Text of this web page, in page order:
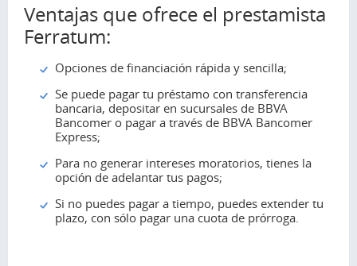
Ventajas que ofrece el prestamista
Ferratum:
Opciones de financiación rápida y sencilla;
Se puede pagar tu préstamo con transferencia
bancaria, depositar en sucursales de BBVA
Bancomer o pagar a través de BBVA Bancomer
Express;
Para no generar intereses moratorios, tienes la
opción de adelantar tus pagos;
Si no puedes pagar a tiempo, puedes extender tu
plazo, con sólo pagar una cuota de prórroga.